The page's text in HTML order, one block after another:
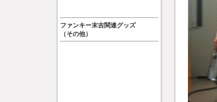
ファンキー末吉関連グッズ
（その他）